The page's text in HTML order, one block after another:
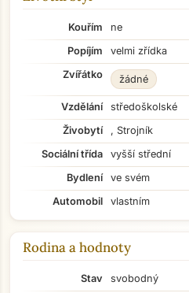
Kouřím
ne
Popíjím
velmi zřídka
Zvířátko
žádné
Vzdělání
středoškolské
Živobytí
, Strojník
Sociální třída
vyšší střední
Bydlení
ve svém
Automobil
vlastním
Rodina a hodnoty
Stav
svobodný